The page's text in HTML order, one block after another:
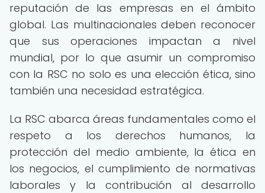
reputación de las empresas en el ámbito
global. Las multinacionales deben reconocer
que sus operaciones impactan a nivel
mundial, por lo que asumir un compromiso
con la RSC no solo es una elección ética, sino
también una necesidad estratégica.
La RSC abarca áreas fundamentales como el
respeto a los derechos humanos, la
protección del medio ambiente, la ética en
los negocios, el cumplimiento de normativas
laborales y la contribución al desarrollo